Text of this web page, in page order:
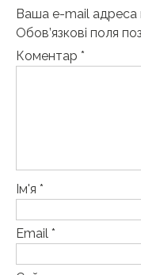
Ваша e-mail адреса
Обов’язкові поля
Коментар *
Ім'я *
Email *